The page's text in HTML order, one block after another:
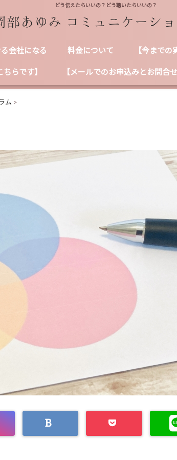
どう伝えたらいいの？どう聴いたらいいの？
会社になる 料金について 【今までの
ちらです】 【メールでのお申込みとお問合せ
ム >